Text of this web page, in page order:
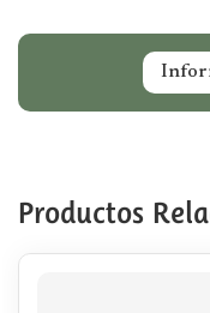
Productos